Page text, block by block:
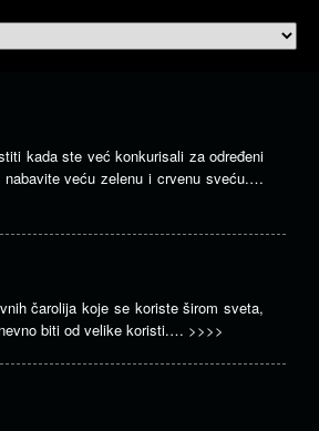
kada ste već konkurisali za određeni
nabavite veću zelenu i crvenu sveću.…
čarolija koje se koriste širom sveta,
biti od velike koristi.… >>>>